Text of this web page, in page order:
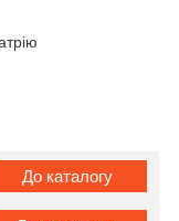
До каталогу